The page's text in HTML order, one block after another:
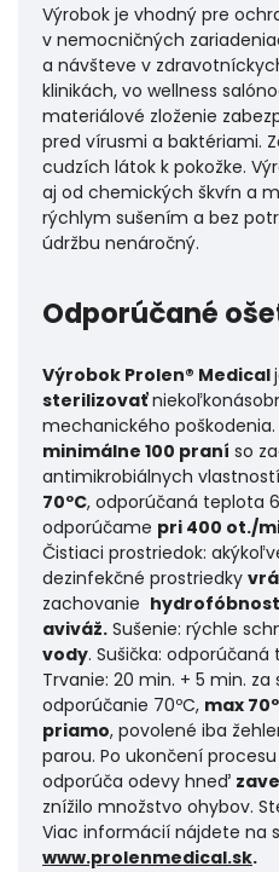
Výrobok je vhodný pre
v nemocničných
a návšteve v
klinikách, vo wellness
materiálové zloženie
pred vírusmi a baktériami.
cudzích látok k pokožke.
aj od chemických škvŕn a
rýchlym sušením a bez
údržbu nenáročný.
Odporúčané
Výrobok Prolen® Medical
sterilizovať
mechanického
minimálne 100 praní so
antimikrobiálnych
70ºC, odporúčaná teplota
odporúčame pri 400 ot./
Čistiaci prostriedok:
dezinfekčné prostriedky
zachovanie
aviváž. Sušenie: rýchle
vody. Sušička:
Trvanie: 20 min. + 5 min.
odporúčanie 70ºC, max
priamo, povolené iba
parou. Po ukončení
odporúča odevy hneď
znížilo množstvo ohybov.
Viac informácií nájdete na
www.prolenmedical.sk.